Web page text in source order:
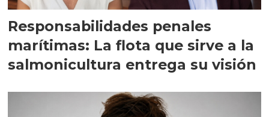
Responsabilidades penales
marítimas: La flota que sirve a la
salmonicultura entrega su visión